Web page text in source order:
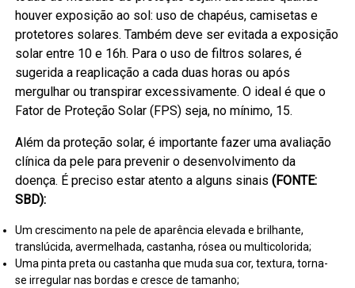
houver exposição ao sol: uso de chapéus, camisetas e
protetores solares. Também deve ser evitada a exposição
solar entre 10 e 16h. Para o uso de filtros solares, é
sugerida a reaplicação a cada duas horas ou após
mergulhar ou transpirar excessivamente. O ideal é que o
Fator de Proteção Solar (FPS) seja, no mínimo, 15.
Além da proteção solar, é importante fazer uma avaliação
clínica da pele para prevenir o desenvolvimento da
doença. É preciso estar atento a alguns sinais(FONTE:
SBD):
Um crescimento na pele de aparência elevada e brilhante,
translúcida, avermelhada, castanha, rósea ou multicolorida;
Uma pinta preta ou castanha que muda sua cor, textura, torna-
se irregular nas bordas e cresce de tamanho;